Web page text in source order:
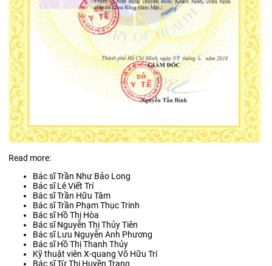
Read more:
Bác sĩ Trần Như Bảo Long
Bác sĩ Lê Viết Trí
Bác sĩ Trần Hữu Tâm
Bác sĩ Trần Phạm Thục Trinh
Bác sĩ Hồ Thị Hòa
Bác sĩ Nguyễn Thị Thủy Tiên
Bác sĩ Lưu Nguyễn Anh Phương
Bác sĩ Hồ Thị Thanh Thủy
Kỹ thuật viên X-quang Võ Hữu Trí
Bác sĩ Từ Thị Huyền Trang